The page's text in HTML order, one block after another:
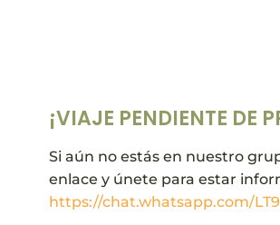
¡VIAJE PENDIENTE DE
Si aún no estás en nuestro
enlace y únete para estar
https://chat.whatsapp.com/